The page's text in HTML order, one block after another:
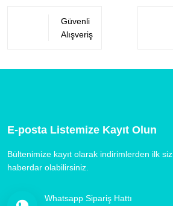
Güvenli
Alışveriş
E-posta Listemize Kayıt Olun
Bültenimize kayıt olarak indirimlerden ilk siz
haberdar olabilirsiniz.
Whatsapp Sipariş Hattı